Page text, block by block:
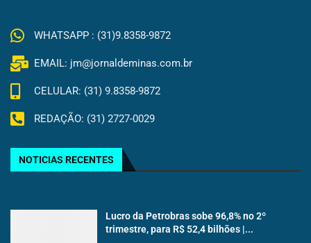
WHATSAPP : (31)9.8358-9872
EMAIL: jm@jornaldeminas.com.br
CELULAR: (31) 9.8358-9872
REDAÇÃO: (31) 2727-0029
NOTICIAS RECENTES
Lucro da Petrobras sobe 96,8% no 2º
trimestre, para R$ 52,4 bilhões |...